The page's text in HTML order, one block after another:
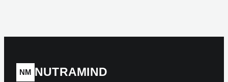
NM NUTRAMIND